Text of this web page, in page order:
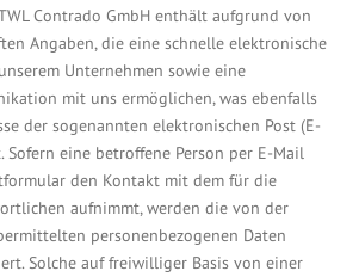
Contrado GmbH enthält aufgrund von
Angaben, die eine schnelle elektronische
Unternehmen sowie eine
mit uns ermöglichen, was ebenfalls
der sogenannten elektronischen Post (E-
Sofern eine betroffene Person per E-Mail
den Kontakt mit dem für die
aufnimmt, werden die von der
personenbezogenen Daten
Solche auf freiwilliger Basis von einer